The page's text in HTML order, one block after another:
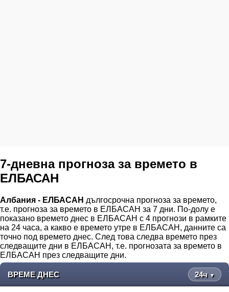
7-дневна прогноза за времето в
ЕЛБАСАН
Албания - ЕЛБАСАН дългосрочна прогноза за времето,
т.е. прогноза за времето в ЕЛБАСАН за 7 дни. По-долу е
показано времето днес в ЕЛБАСАН с 4 прогнози в рамките
на 24 часа, а какво е времето утре в ЕЛБАСАН, данните са
точно под времето днес. След това следва времето през
следващите дни в ЕЛБАСАН, т.е. прогнозата за времето в
ЕЛБАСАН през следващите дни.
ВРЕМЕ ДНЕС 24ч ▼